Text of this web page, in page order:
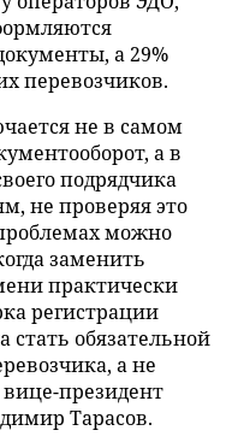
а 29%
перевозчиков.
не в самом
а в
подрядчика
не проверяя это
можно
заменить
практически
регистрации
стать обязательной
а не
президент
Тарасов.